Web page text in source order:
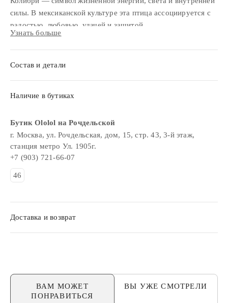
силы. В мексиканской культуре эта птица ассоциируется с
радостью, любовью, удачей и защитой.
Узнать больше
Состав и детали
Наличие в бутиках
Бутик Ololol на Рочдельской
г. Москва, ул. Рочдельская, дом, 15, стр. 43, 3-й этаж,
станция метро Ул. 1905г.
+7 (903) 721-66-07
46
Доставка и возврат
ВАМ МОЖЕТ
ПОНРАВИТЬСЯ
ВЫ УЖЕСМОТРЕЛИ